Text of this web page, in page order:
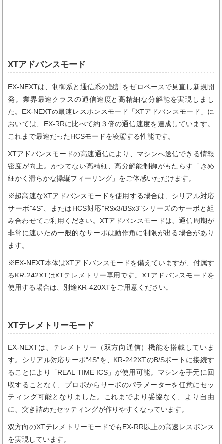
XTアドバンスモード
EX-NEXTは、制御系と通信系の設計をゼロベースで見直し新規開
発。業界最速クラスの通信速度と高精細な分解能を実現しまし
た。EX-NEXTの最速レスポンスモード「XTアドバンスモード」に
おいては、EX-RRに比べて約３倍の通信速度を達成しています。
これまで最速だったHCSモードを凌駕する性能です。
XTアドバンスモードの高速通信により、マシンへ送信できる情報
密度が向上。かつてない高精細、高分解能制御がもたらす「きめ
細かく滑らかな操縦フィーリング」をご体感いただけます。
※超高速なXTアドバンスモードを使用する場合は、シリアル対応
サーボ”4S”、またはHCS対応"RSx3/BSx3"シリーズのサーボと組
み合わせてご利用ください。XTアドバンスモードは、通信周期が
非常に速いため一般的なサーボは動作角に制限が出る場合があり
ます。
※EX-NEXT本体はXTアドバンスモードを備えていますが、付属す
るKR-242XTはXTテレメトリー専用です。XTアドバンスモードを
使用する場合は、別途KR-420XTをご用意ください。
XTテレメトリーモード
EX-NEXTは、テレメトリー（双方向通信）機能を搭載していま
す。シリアル対応サーボ“4S”を、KR-242XTのB/Sポートに接続す
ることにより「REAL TIME ICS」が使用可能。マシンを手元に回
収することなく、プロポからサーボのパラメーターを任意にセッ
ティング可能となりました。これまでより妥協なく、より自由
に、突き詰めたセッティングが作りやすくなっています。
双方向のXTテレメトリーモードでもEX-RR以上の高速レスポンス
を実現しています。